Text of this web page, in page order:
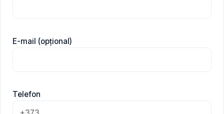
E-mail (opțional)
Telefon